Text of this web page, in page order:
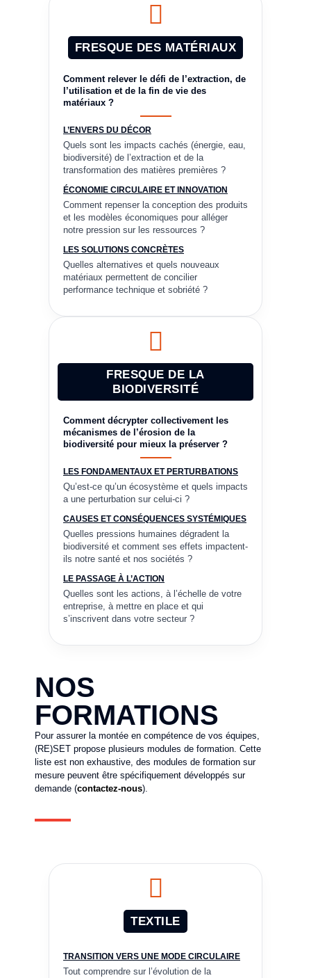
FRESQUE DES MATÉRIAUX
Comment relever le défi de l’extraction, de
l’utilisation et de la fin de vie des
matériaux ?
L’ENVERS DU DÉCOR
Quels sont les impacts cachés (énergie, eau,
biodiversité) de l’extraction et de la
transformation des matières premières ?
ÉCONOMIE CIRCULAIRE ET INNOVATION
Comment repenser la conception des produits
et les modèles économiques pour alléger
notre pression sur les ressources ?
LES SOLUTIONS CONCRÈTES
Quelles alternatives et quels nouveaux
matériaux permettent de concilier
performance technique et sobriété ?
FRESQUE DE LA
BIODIVERSITÉ
Comment décrypter collectivement les
mécanismes de l’érosion de la
biodiversité pour mieux la préserver ?
LES FONDAMENTAUX ET PERTURBATIONS
Qu’est-ce qu’un écosystème et quels impacts
a une perturbation sur celui-ci ?
CAUSES ET CONSÉQUENCES SYSTÉMIQUES
Quelles pressions humaines dégradent la
biodiversité et comment ses effets impactent-
ils notre santé et nos sociétés ?
LE PASSAGE À L’ACTION
Quelles sont les actions, à l’échelle de votre
entreprise, à mettre en place et qui
s’inscrivent dans votre secteur ?
NOS
FORMATIONS
Pour assurer la montée en compétence de vos équipes,
(RE)SET propose plusieurs modules de formation. Cette
liste est non exhaustive, des modules de formation sur
mesure peuvent être spécifiquement développés sur
demande (contactez-nous).
TEXTILE
TRANSITION VERS UNE MODE CIRCULAIRE
Tout comprendre sur l’évolution de la